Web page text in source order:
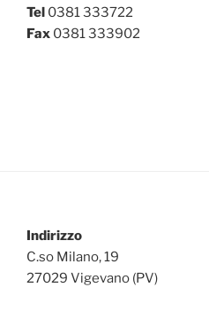
Tel 0381 333722
Fax 0381 333902
Indirizzo
C.so Milano, 19
27029 Vigevano (PV)